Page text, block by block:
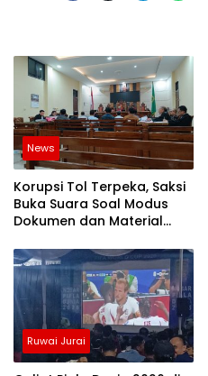
News
Korupsi Tol Terpeka, Saksi
Buka Suara Soal Modus
Dokumen dan Material
Ruwai Jurai